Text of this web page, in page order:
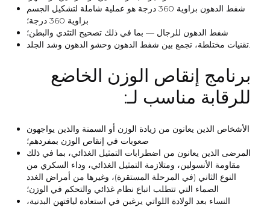
شفط الدهون بزاوية 360 درجة هو عملية شاملة لتشكيل الجسم
بزاوية 360 درجة؛
شفط الدهون للرجال — بما في ذلك تصحيح التثدي والبطن؛
تقنيات مختلطة، تجمع بين شفط الدهون وحشو الدهون وشد الجلد.
برنامج إنقاص الوزن الخاضع
للرقابة مناسب لـ:
الأشخاص الذين يعانون من زيادة الوزن أو السمنة والذين يواجهون
صعوبات في إنقاص الوزن بمفردهم؛
المرضى الذين يعانون من اضطرابات التمثيل الغذائي، بما في ذلك
مقاومة الأنسولين، ومتلازمة التمثيل الغذائي، وداء السكري من
النوع الثاني (في المرحلة المستقرة)، وغيرها من أمراض الغدد
الصماء التي تتطلب اتباع نظام غذائي والتحكم في الوزن؛
النساء بعد الولادة اللواتي يرغبن في استعادة لياقتهن البدنية،